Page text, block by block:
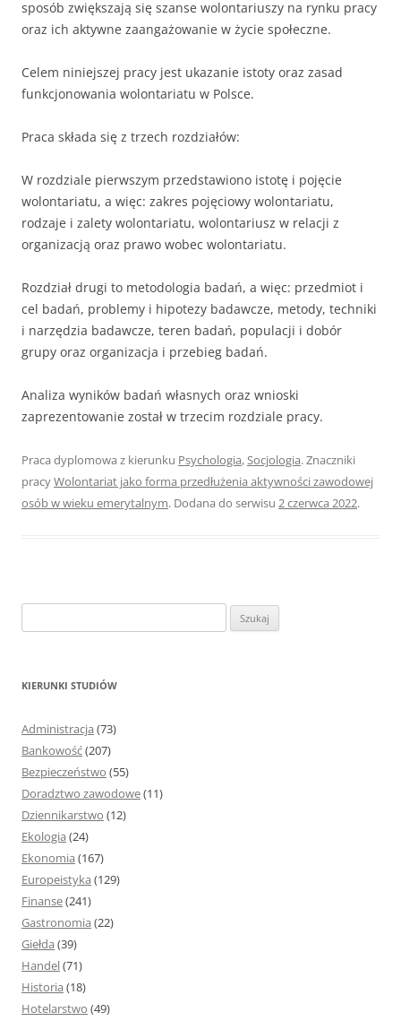
sposób zwiększają się szanse wolontariuszy na rynku pracy
oraz ich aktywne zaangażowanie w życie społeczne.
Celem niniejszej pracy jest ukazanie istoty oraz zasad
funkcjonowania wolontariatu w Polsce.
Praca składa się z trzech rozdziałów:
W rozdziale pierwszym przedstawiono istotę i pojęcie
wolontariatu, a więc: zakres pojęciowy wolontariatu,
rodzaje i zalety wolontariatu, wolontariusz w relacji z
organizacją oraz prawo wobec wolontariatu.
Rozdział drugi to metodologia badań, a więc: przedmiot i
cel badań, problemy i hipotezy badawcze, metody, techniki
i narzędzia badawcze, teren badań, populacji i dobór
grupy oraz organizacja i przebieg badań.
Analiza wyników badań własnych oraz wnioski
zaprezentowanie został w trzecim rozdziale pracy.
Praca dyplomowa z kierunku Psychologia,Socjologia. Znaczniki
pracyWolontariat jako forma przedłużenia aktywności zawodowej
osób w wieku emerytalnym. Dodana do serwisu 2 czerwca 2022.
z
KIERUNKI STUDIÓW
Administracja (73)
Bankowość(207)
Bezpieczeństwo (55)
Doradztwo zawodowe(11)
Dziennikarstwo (12)
Ekologia (24)
Ekonomia (167)
Europeistyka (129)
Finanse(241)
Gastronomia (22)
Giełda (39)
Handel(71)
Historia (18)
Hotelarstwo (49)